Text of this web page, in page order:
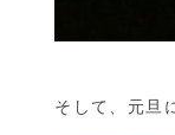
そして、元旦